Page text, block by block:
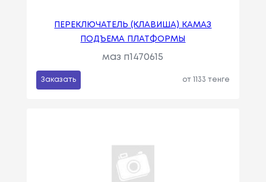
ПЕРЕКЛЮЧАТЕЛЬ (КЛАВИША) КАМАЗ
ПОДЪЕМА ПЛАТФОРМЫ
маз п1470615
Заказать от 1133 тенге